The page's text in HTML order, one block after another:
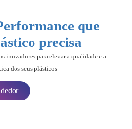
que
precisa
inovadores para elevar a qualidade e a
dos seus plásticos